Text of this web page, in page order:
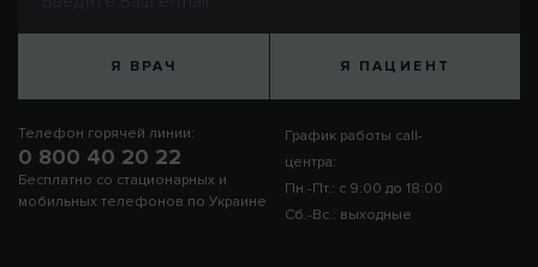
Я ВРАЧ Я ПАЦИЕНТ
Телефон горячей линии:
0 800 40 20 22
Бесплатно со стационарных и
мобильных телефонов по Украине
График работы call-
центра:
Пн.-Пт.: с 9:00 до 18:00
Сб.-Вс.: выходные